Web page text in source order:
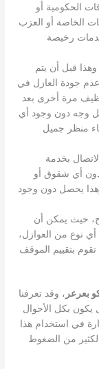
الحكومية أو
الخاصة أو العزب
رخيصة
قبل أن يتم
جودة العازل في
مرة أخرى بعد
وجه دون وجود أي
منظر جميل
بخدمة
أي شقوق أو
يحصل دون وجود
حيث يمكن أن
أي نوع من العوازل،
بتقييم الموقف
بعرعر ، وقد تعرفنا
بكل الأحوال
في استخدام هذا
من الضغوط